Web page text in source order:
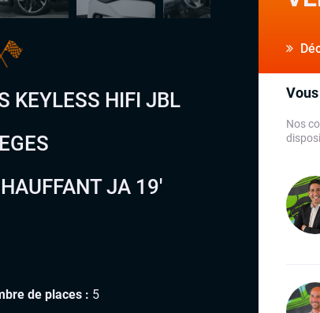
KEYLESS HIFI JBL
JA 19′
de places : 5
Nos